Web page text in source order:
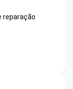
reparação